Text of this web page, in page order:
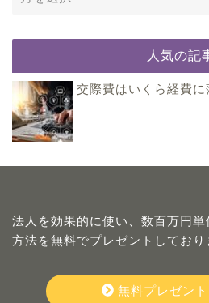
人気の記
交際費は​いくら経費に
法人を効果的に使い、数百万円
方法を無料でプレゼントしており
無料プレゼント